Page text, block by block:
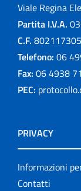
Viale Regina
Partita I.V.A.
C.F.
Telefono: 06
Fax: 06 4938
PEC:
PRIVACY
Informazioni
Contatti